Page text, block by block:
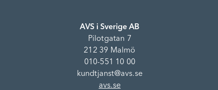
AVS i Sverige AB
Pilotgatan 7
212 39 Malmö
010-551 10 00
kundtjanst@avs.se
avs.se